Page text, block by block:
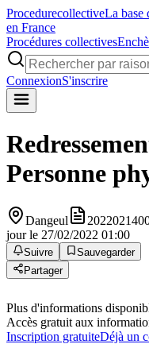
ProcedurecollectiveLa base
en France
Procédures collectives
ConnexionS'inscrire
Personne
Dangeul
jour le 27/02/2022 01:00
Suivre
Sauvegarder
Partager
Plus d'informations
Accès gratuit aux
Inscription gratuiteDéjà un